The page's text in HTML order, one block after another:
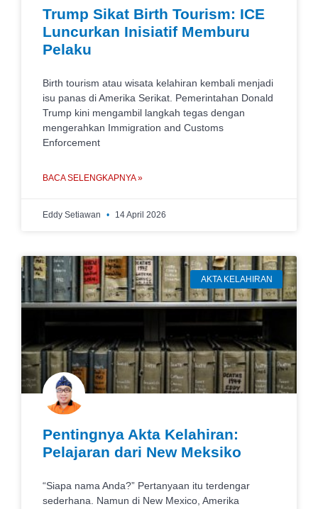
Trump Sikat Birth Tourism: ICE
Luncurkan Inisiatif Memburu
Pelaku
Birth tourism atau wisata kelahiran kembali menjadi
isu panas di Amerika Serikat. Pemerintahan Donald
Trump kini mengambil langkah tegas dengan
mengerahkan Immigration and Customs
Enforcement
BACA SELENGKAPNYA »
Eddy Setiawan 14 April 2026
AKTA KELAHIRAN
Pentingnya Akta Kelahiran:
Pelajaran dari New Meksiko
“Siapa nama Anda?” Pertanyaan itu terdengar
sederhana. Namun di New Mexico, Amerika